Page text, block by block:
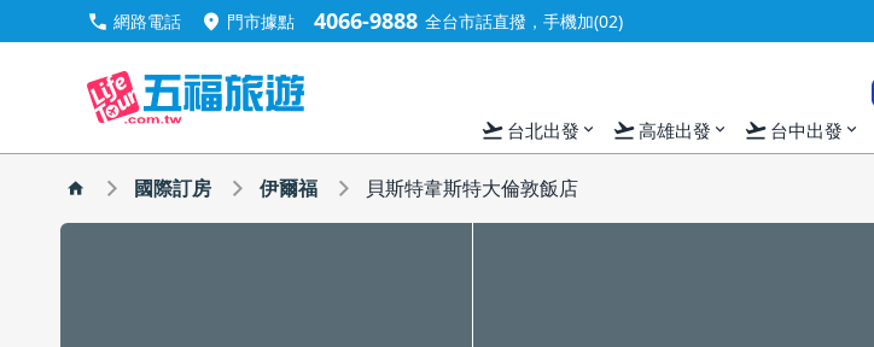
call 網路電話 location_on 門市據點 4066-9888 全台市話直撥，手機加(02)
flight_takeoff 台北出發 expand_more flight_takeoff高雄出發 expand_more flight_takeoff 台中出發 expand_more
國際訂房 伊爾福 貝斯特韋斯特大倫敦飯店